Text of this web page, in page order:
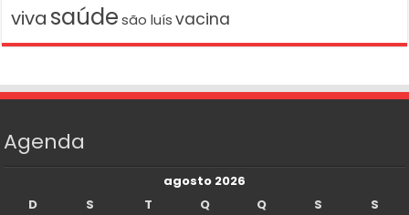
viva saúde são luís vacina
Agenda
agosto 2026
D
S T Q Q S
S